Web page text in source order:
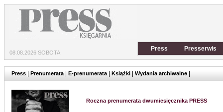
08.08.2026 SOBOTA
Press Presserwis
Press Prenumerata| E-prenumerata| Książki Wydania archiwalne
Roczna prenumerata dwumiesięcznika PRESS